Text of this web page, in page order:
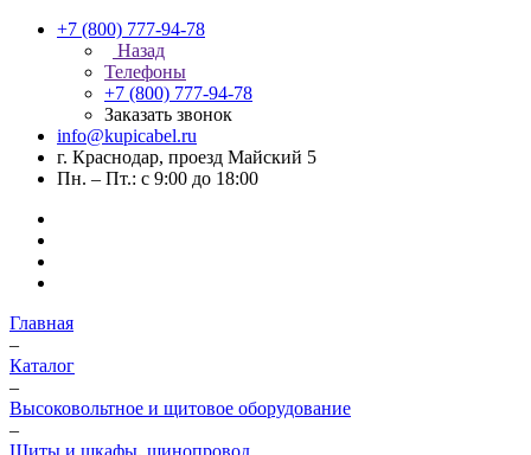
+7 (800) 777-94-78
Назад
Телефоны
+7 (800) 777-94-78
Заказать звонок
info@kupicabel.ru
г. Краснодар, проезд Майский 5
Пн. – Пт.: с 9:00 до 18:00
Главная
–
Каталог
–
Высоковольтное и щитовое оборудование
–
Щиты и шкафы, шинопровод